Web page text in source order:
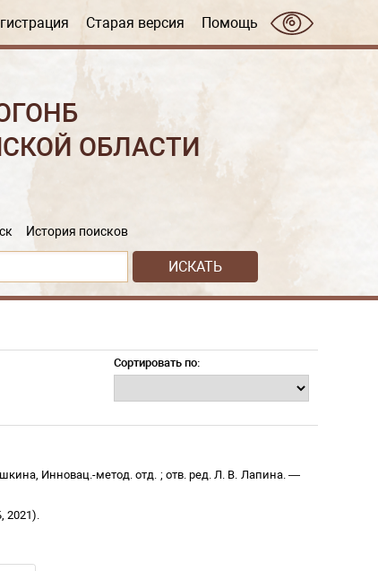
Старая версия Помощь
ОБЛАСТИ
История поисков
Сортировать по:
Инновац.-метод. отд. ; отв. ред. Л. В. Лапина. —
, 2021).